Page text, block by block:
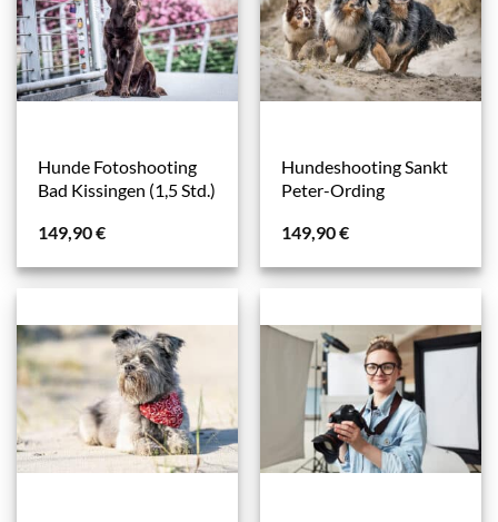
Hunde Fotoshooting
Bad Kissingen (1,5 Std.)
149,90€
Hundeshooting Sankt
Peter-Ording
149,90€